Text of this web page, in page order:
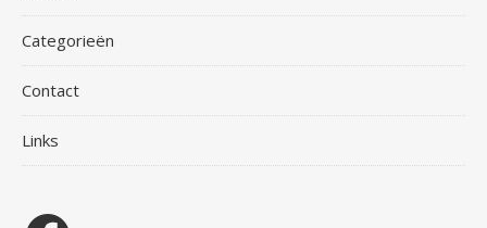
Categorieën
Contact
Links
Facebook